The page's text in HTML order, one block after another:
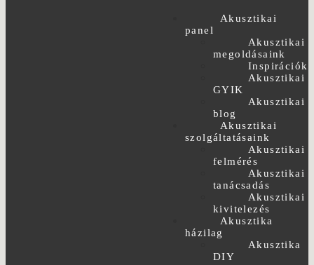
Akusztikai
panel
Akusztikai
megoldásaink
Inspirációk
Akusztikai
GYIK
Akusztikai
blog
Akusztikai
szolgáltatásaink
Akusztikai
felmérés
Akusztikai
tanácsadás
Akusztikai
kivitelezés
Akusztika
házilag
Akusztika
DIY